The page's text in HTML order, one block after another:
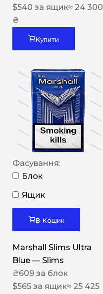
$540 за ящик≈ 24 300
₴
Купити
Фасування:
Блок
Ящик
В Кошик
Marshall Slims Ultra
Blue — Slims
₴609 за блок
$565 за ящик≈ 25 425